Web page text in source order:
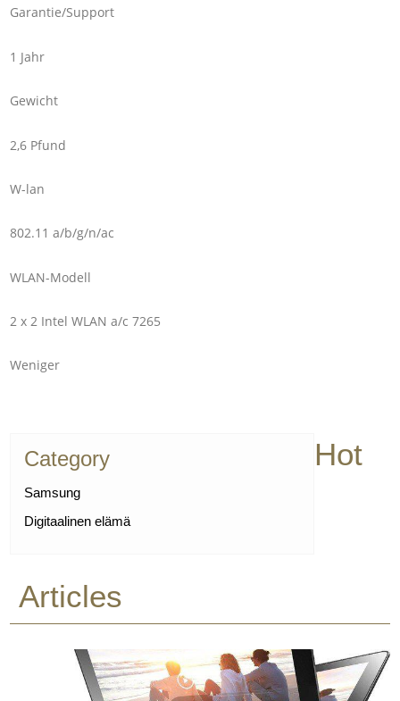
Garantie/Support
1 Jahr
Gewicht
2,6 Pfund
W-lan
802.11 a/b/g/n/ac
WLAN-Modell
2 x 2 Intel WLAN a/c 7265
Weniger
Category
Samsung
Digitaalinen elämä
Hot
Articles